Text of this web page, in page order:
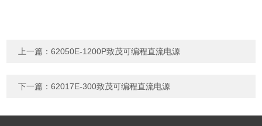
上一篇：62050E-1200P致茂可编程直流电源
下一篇：62017E-300致茂可编程直流电源